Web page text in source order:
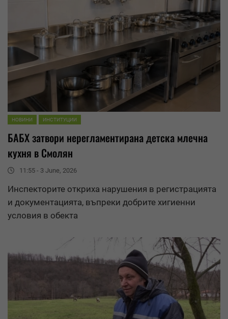
НОВИНИ ИНСТИТУЦИИ
БАБХ затвори нерегламентирана детска млечна
кухня в Смолян
11:55 - 3 June, 2026
Инспекторите откриха нарушения в регистрацията
и документацията, въпреки добрите хигиенни
условия в обекта